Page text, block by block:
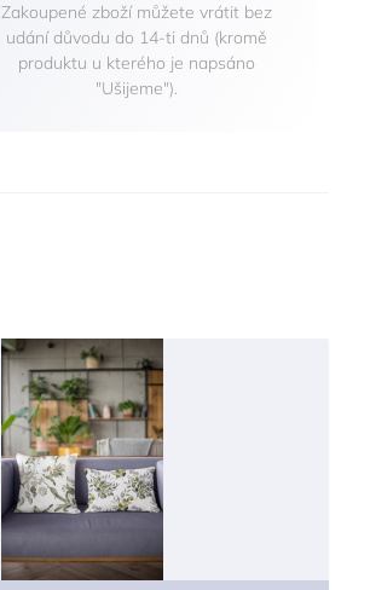
Zakoupené zboží můžete vrátit bez
udání důvodu do 14-ti dnů (kromě
produktu u kterého je napsáno
"Ušijeme").